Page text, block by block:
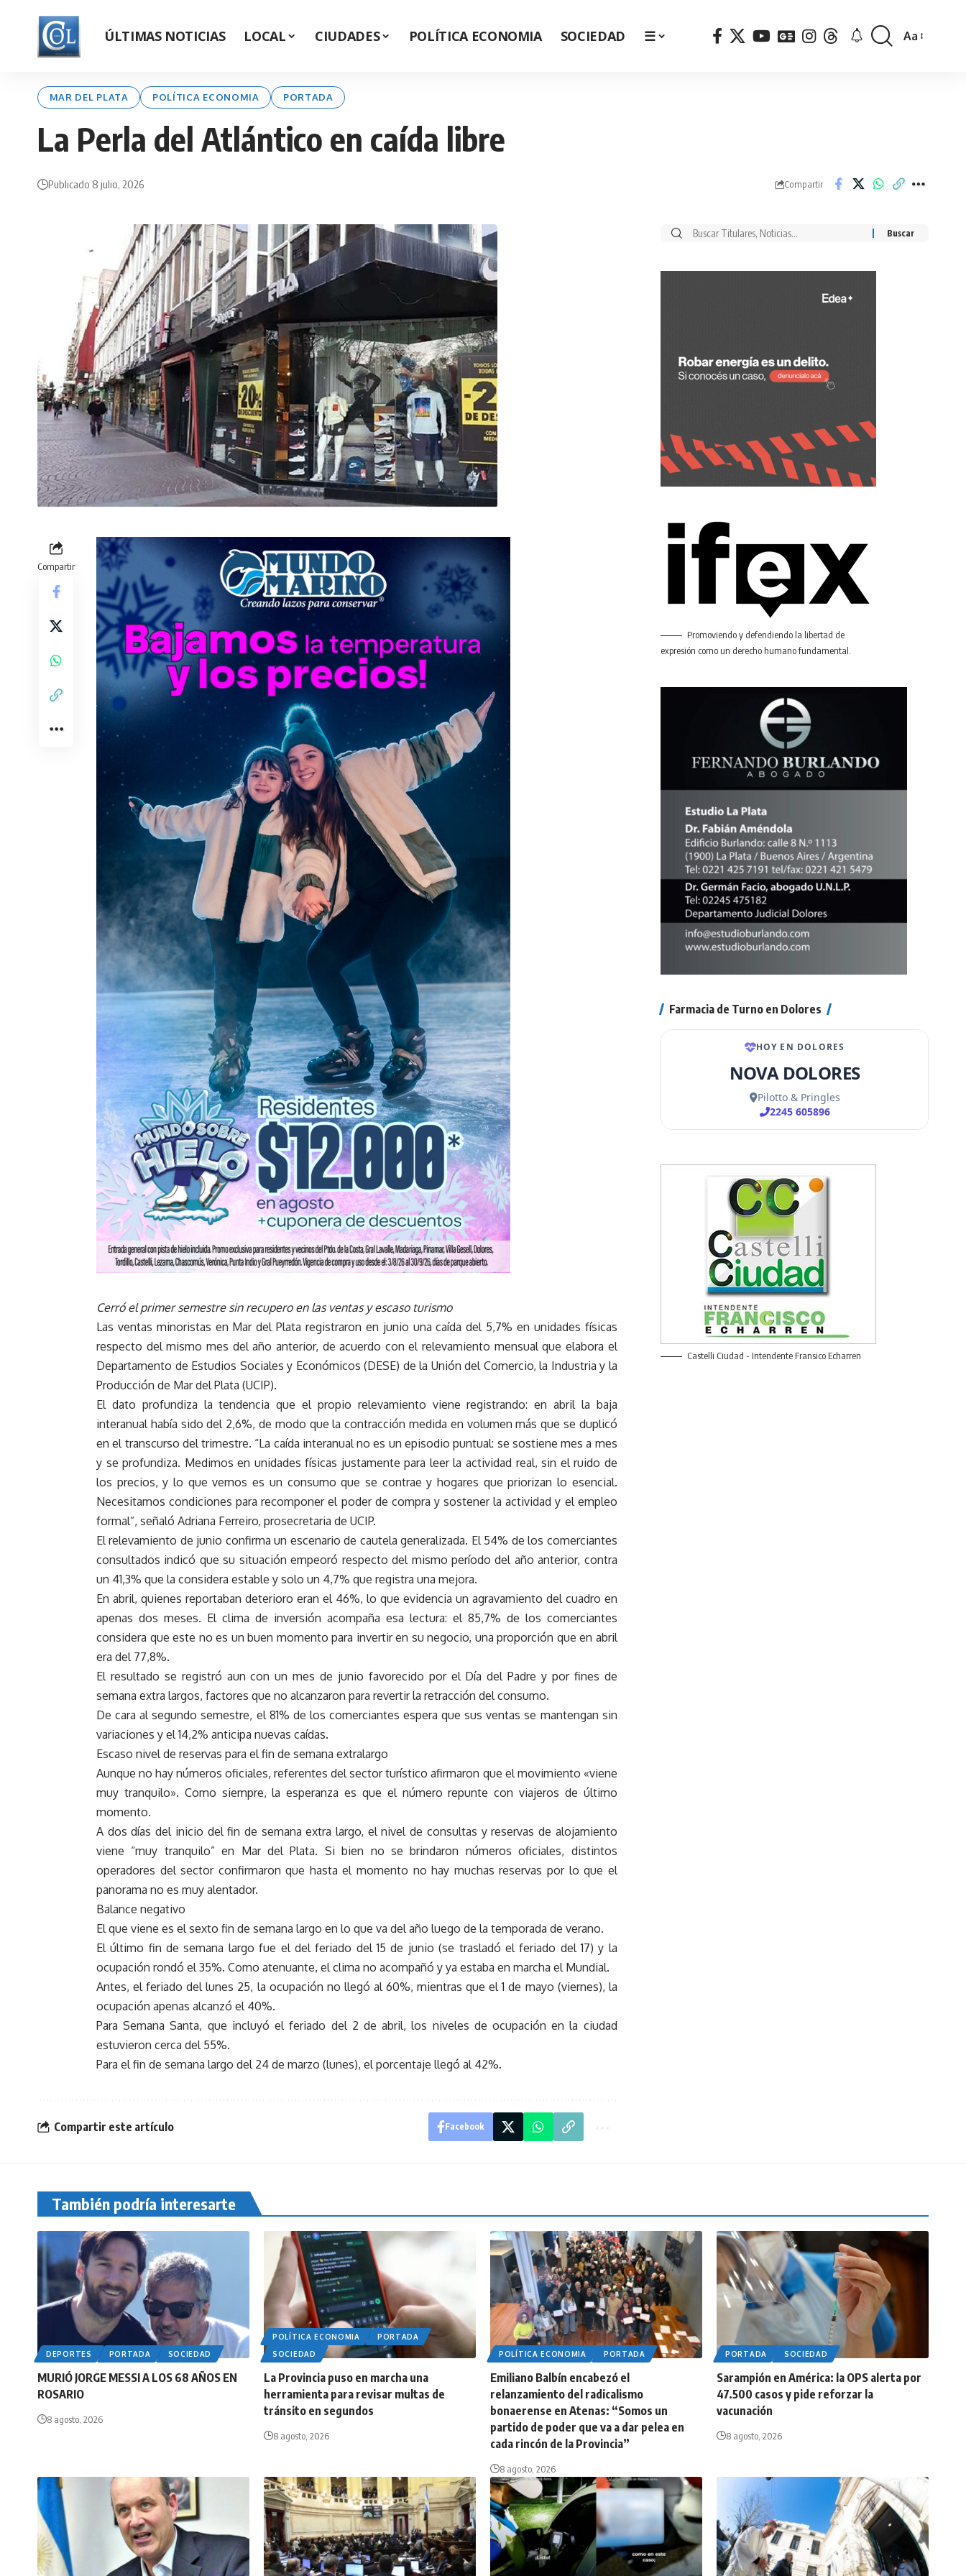
ÚLTIMAS NOTICIAS LOCAL CIUDADES POLÍTICA ECONOMIA SOCIEDAD ☰
Font
Aa
MAR DEL PLATA POLÍTICA ECONOMIA PORTADA
La Perla del Atlántico en caída libre
Publicado 8 julio, 2026 Compartir
Compartir
Cerró el primer semestre sin recupero en las ventas y escaso turismo
Las ventas minoristas en Mar del Plata registraron en junio una caída del 5,7% en unidades físicas
respecto del mismo mes del año anterior, de acuerdo con el relevamiento mensual que elabora el
Departamento de Estudios Sociales y Económicos (DESE) de la Unión del Comercio, la Industria y la
Producción de Mar del Plata (UCIP).
El dato profundiza la tendencia que el propio relevamiento viene registrando: en abril la baja
interanual había sido del 2,6%, de modo que la contracción medida en volumen más que se duplicó
en el transcurso del trimestre. “La caída interanual no es un episodio puntual: se sostiene mes a mes
y se profundiza. Medimos en unidades físicas justamente para leer la actividad real, sin el ruido de
los precios, y lo que vemos es un consumo que se contrae y hogares que priorizan lo esencial.
Necesitamos condiciones para recomponer el poder de compra y sostener la actividad y el empleo
formal”, señaló Adriana Ferreiro, prosecretaria de UCIP.
El relevamiento de junio confirma un escenario de cautela generalizada. El 54% de los comerciantes
consultados indicó que su situación empeoró respecto del mismo período del año anterior, contra
un 41,3% que la considera estable y solo un 4,7% que registra una mejora.
En abril, quienes reportaban deterioro eran el 46%, lo que evidencia un agravamiento del cuadro en
apenas dos meses. El clima de inversión acompaña esa lectura: el 85,7% de los comerciantes
considera que este no es un buen momento para invertir en su negocio, una proporción que en abril
era del 77,8%.
El resultado se registró aun con un mes de junio favorecido por el Día del Padre y por fines de
semana extra largos, factores que no alcanzaron para revertir la retracción del consumo.
De cara al segundo semestre, el 81% de los comerciantes espera que sus ventas se mantengan sin
variaciones y el 14,2% anticipa nuevas caídas.
Escaso nivel de reservas para el fin de semana extralargo
Aunque no hay números oficiales, referentes del sector turístico afirmaron que el movimiento «viene
muy tranquilo». Como siempre, la esperanza es que el número repunte con viajeros de último
momento.
A dos días del inicio del fin de semana extra largo, el nivel de consultas y reservas de alojamiento
viene “muy tranquilo” en Mar del Plata. Si bien no se brindaron números oficiales, distintos
operadores del sector confirmaron que hasta el momento no hay muchas reservas por lo que el
panorama no es muy alentador.
Balance negativo
El que viene es el sexto fin de semana largo en lo que va del año luego de la temporada de verano.
El último fin de semana largo fue el del feriado del 15 de junio (se trasladó el feriado del 17) y la
ocupación rondó el 35%. Como atenuante, el clima no acompañó y ya estaba en marcha el Mundial.
Antes, el feriado del lunes 25, la ocupación no llegó al 60%, mientras que el 1 de mayo (viernes), la
ocupación apenas alcanzó el 40%.
Para Semana Santa, que incluyó el feriado del 2 de abril, los niveles de ocupación en la ciudad
estuvieron cerca del 55%.
Para el fin de semana largo del 24 de marzo (lunes), el porcentaje llegó al 42%.
Compartir este artículo Facebook
Buscar
Promoviendo y defendiendo la libertad de
expresión como un derecho humano fundamental.
Farmacia de Turno en Dolores
Castelli Ciudad - Intendente Fransico Echarren
También podría interesarte
DEPORTES PORTADA SOCIEDAD
MURIÓ JORGE MESSI A LOS 68 AÑOS EN
ROSARIO
8 agosto, 2026
POLÍTICA ECONOMIA
PORTADA
SOCIEDAD
La Provincia puso en marcha una
herramienta para revisar multas de
tránsito en segundos
8 agosto, 2026
POLÍTICA ECONOMIA PORTADA
Emiliano Balbín encabezó el
relanzamiento del radicalismo
bonaerense en Atenas: “Somos un
partido de poder que va a dar pelea en
cada rincón de la Provincia”
8 agosto, 2026
PORTADA SOCIEDAD
Sarampión en América: la OPS alerta por
47.500 casos y pide reforzar la
vacunación
8 agosto, 2026